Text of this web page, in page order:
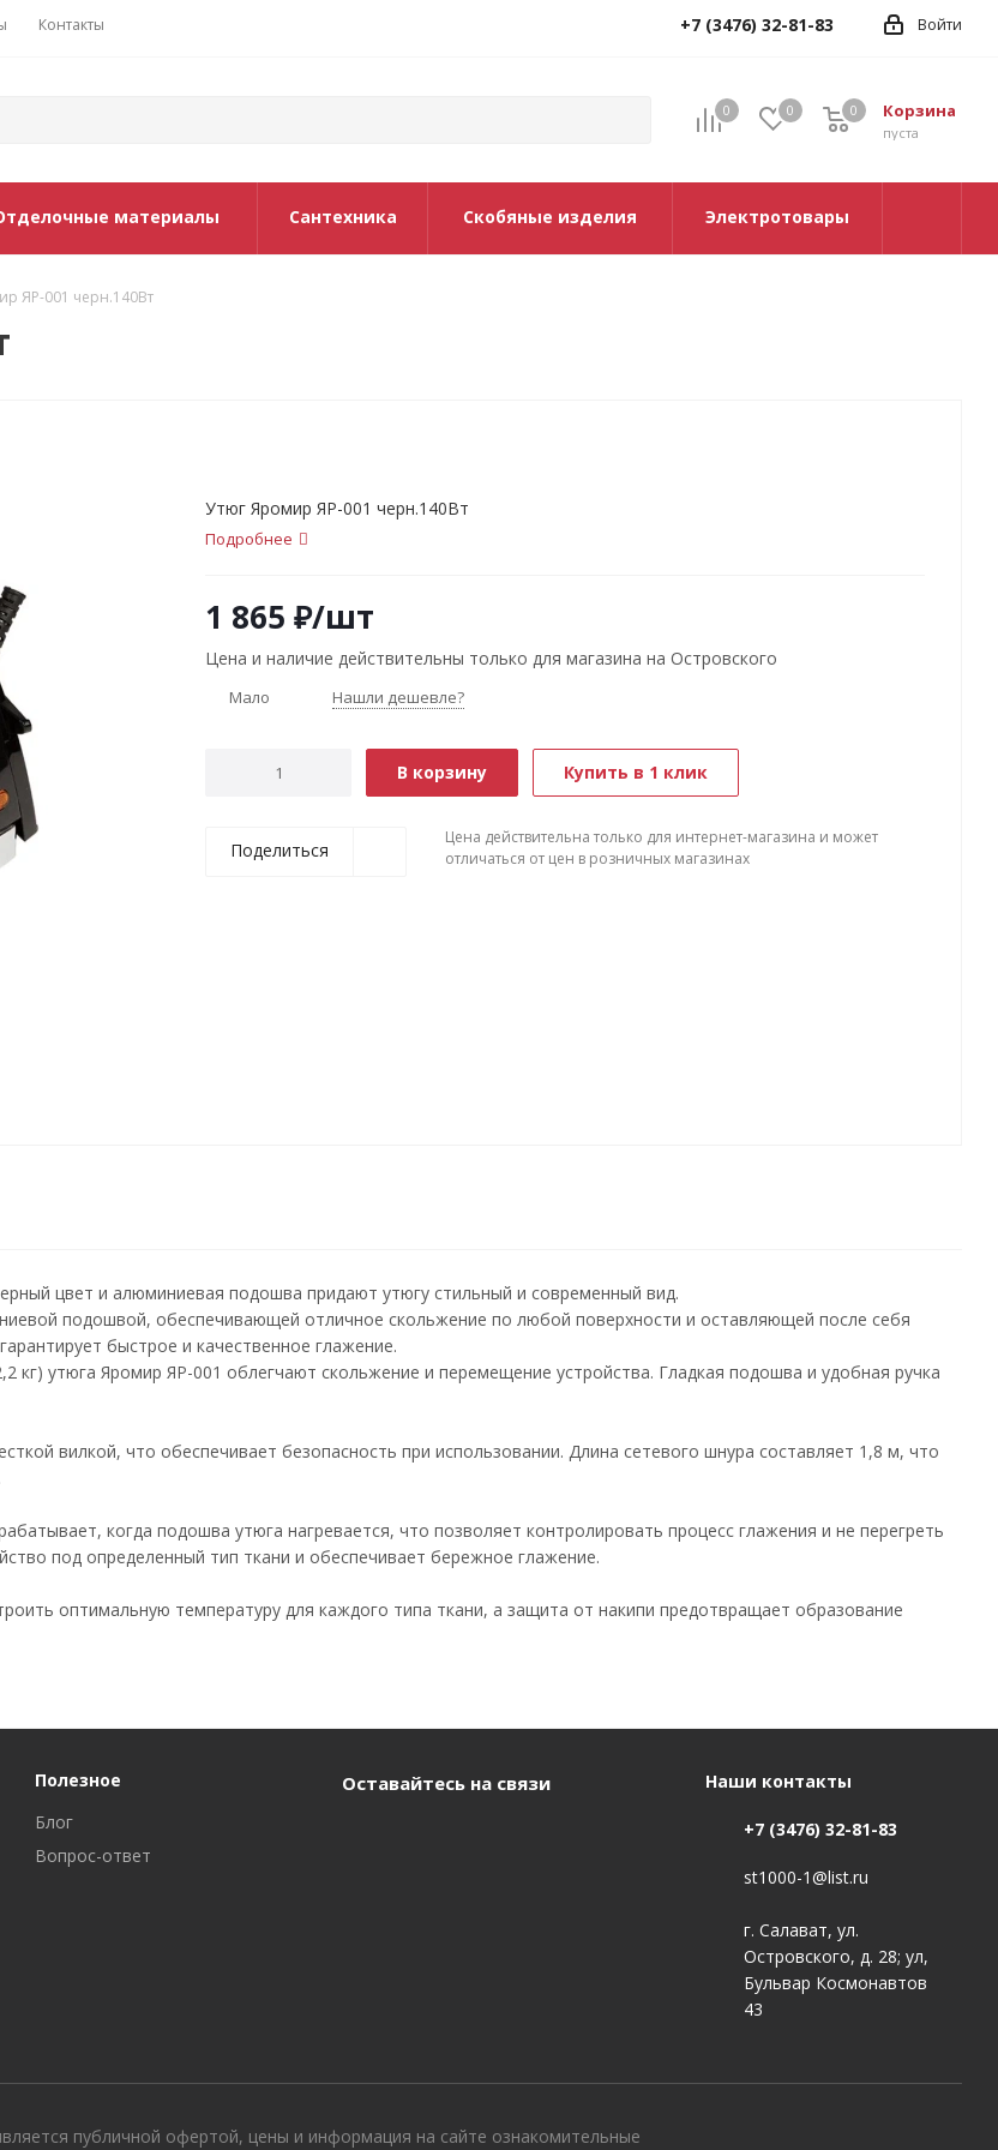
Контакты Войти
+7 (3476) 32-81-83
0 0 Корзина
0
пуста
0
материалы Сантехника Скобяные изделия Электротовары
ЯР-001 черн.140Вт
Утюг Яромир ЯР-001 черн.140Вт
Подробнее
1 865 ₽/шт
Цена и наличие действительны только для магазина на Островского
Мало Нашли дешевле?
В корзину Купить в 1 клик
Поделиться
Цена действительна только для интернет-магазина и может
отличаться от цен в розничных магазинах
цвет и алюминиевая подошва придают утюгу стильный и современный вид.
подошвой, обеспечивающей отличное скольжение по любой поверхности и оставляющей после себя
быстрое и качественное глажение.
кг) утюга Яромир ЯР-001 облегчают скольжение и перемещение устройства. Гладкая подошва и удобная ручка
вилкой, что обеспечивает безопасность при использовании. Длина сетевого шнура составляет 1,8 м, что
когда подошва утюга нагревается, что позволяет контролировать процесс глажения и не перегреть
под определенный тип ткани и обеспечивает бережное глажение.
оптимальную температуру для каждого типа ткани, а защита от накипи предотвращает образование
Полезное
Блог
Вопрос-ответ
Оставайтесь на связи Наши контакты
+7 (3476) 32-81-83
st1000-1@list.ru
г. Салават, ул.
Островского, д. 28; ул,
Бульвар Космонавтов
43
публичной офертой, цены и информация на сайте ознакомительные